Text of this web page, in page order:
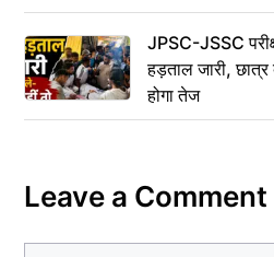
JPSC-JSSC
हड़ताल जारी,
होगा तेज
Leave a Comment